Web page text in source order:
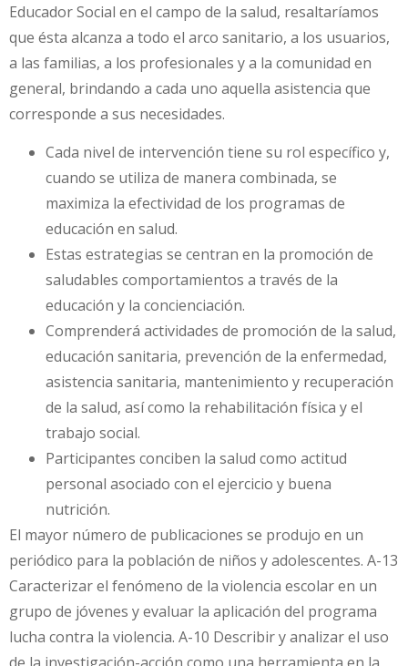
Educador Social en el campo de la salud, resaltaríamos
que ésta alcanza a todo el arco sanitario, a los usuarios,
a las familias, a los profesionales y a la comunidad en
general, brindando a cada uno aquella asistencia que
corresponde a sus necesidades.
Cada nivel de intervención tiene su rol específico y,
cuando se utiliza de manera combinada, se
maximiza la efectividad de los programas de
educación en salud.
Estas estrategias se centran en la promoción de
saludables comportamientos a través de la
educación y la concienciación.
Comprenderá actividades de promoción de la salud,
educación sanitaria, prevención de la enfermedad,
asistencia sanitaria, mantenimiento y recuperación
de la salud, así como la rehabilitación física y el
trabajo social.
Participantes conciben la salud como actitud
personal asociado con el ejercicio y buena
nutrición.
El mayor número de publicaciones se produjo en un
periódico para la población de niños y adolescentes. A-13
Caracterizar el fenómeno de la violencia escolar en un
grupo de jóvenes y evaluar la aplicación del programa
lucha contra la violencia. A-10 Describir y analizar el uso